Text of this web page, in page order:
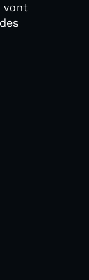
vont